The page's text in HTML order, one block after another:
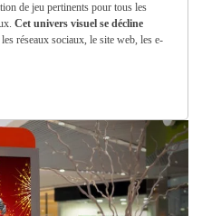
de jeu pertinents pour tous les
Cet univers visuel se décline
réseaux sociaux, le site web, les e-